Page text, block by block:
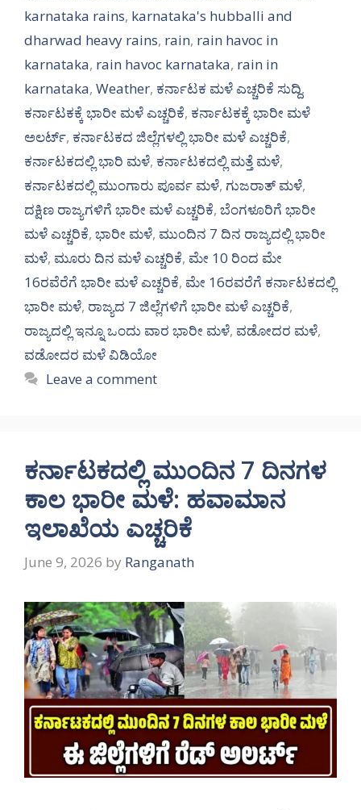
karnataka rains, karnataka's hubballi and
dharwad heavy rains, rain, rain havoc in
karnataka, rain havoc karnataka, rain in
karnataka, Weather, ಕರ್ನಾಟಕ ಮಳೆ ಎಚ್ಚರಿಕೆ ಸುದ್ದಿ,
ಕರ್ನಾಟಕಕ್ಕೆ ಭಾರೀ ಮಳೆ ಎಚ್ಚರಿಕೆ, ಕರ್ನಾಟಕಕ್ಕೆ ಭಾರೀ ಮಳೆ
ಅಲರ್ಟ್‌, ಕರ್ನಾಟಕದ ಜಿಲ್ಲೆಗಳಲ್ಲಿ ಭಾರೀ ಮಳೆ ಎಚ್ಚರಿಕೆ,
ಕರ್ನಾಟಕದಲ್ಲಿ ಭಾರಿ ಮಳೆ, ಕರ್ನಾಟಕದಲ್ಲಿ ಮತ್ತೆ ಮಳೆ,
ಕರ್ನಾಟಕದಲ್ಲಿ ಮುಂಗಾರು ಪೂರ್ವ ಮಳೆ, ಗುಜರಾತ್ ಮಳೆ,
ದಕ್ಷಿಣ ರಾಜ್ಯಗಳಿಗೆ ಭಾರೀ ಮಳೆ ಎಚ್ಚರಿಕೆ, ಬೆಂಗಳೂರಿಗೆ ಭಾರೀ
ಮಳೆ ಎಚ್ಚರಿಕೆ, ಭಾರೀ ಮಳೆ, ಮುಂದಿನ 7 ದಿನ ರಾಜ್ಯದಲ್ಲಿ ಭಾರೀ
ಮಳೆ, ಮೂರು ದಿನ ಮಳೆ ಎಚ್ಚರಿಕೆ, ಮೇ 10 ರಿಂದ ಮೇ
16ರವೆರೆಗೆ ಭಾರೀ ಮಳೆ ಎಚ್ಚರಿಕೆ, ಮೇ 16ರವರೆಗೆ ಕರ್ನಾಟಕದಲ್ಲಿ
ಭಾರೀ ಮಳೆ, ರಾಜ್ಯದ 7 ಜಿಲ್ಲೆಗಳಿಗೆ ಭಾರೀ ಮಳೆ ಎಚ್ಚರಿಕೆ,
ರಾಜ್ಯದಲ್ಲಿ ಇನ್ನೂ ಒಂದು ವಾರ ಭಾರೀ ಮಳೆ, ವಡೋದರ ಮಳೆ,
ವಡೋದರ ಮಳೆ ವಿಡಿಯೋ
Leave a comment
ಕರ್ನಾಟಕದಲ್ಲಿ ಮುಂದಿನ 7 ದಿನಗಳ
ಕಾಲ ಭಾರೀ ಮಳೆ: ಹವಾಮಾನ
ಇಲಾಖೆಯ ಎಚ್ಚರಿಕೆ
June 9, 2026 by Ranganath